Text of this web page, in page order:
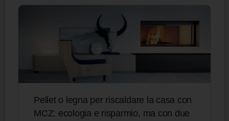
Pellet o legna per riscaldare la casa con
MCZ: ecologia e risparmio, ma con due